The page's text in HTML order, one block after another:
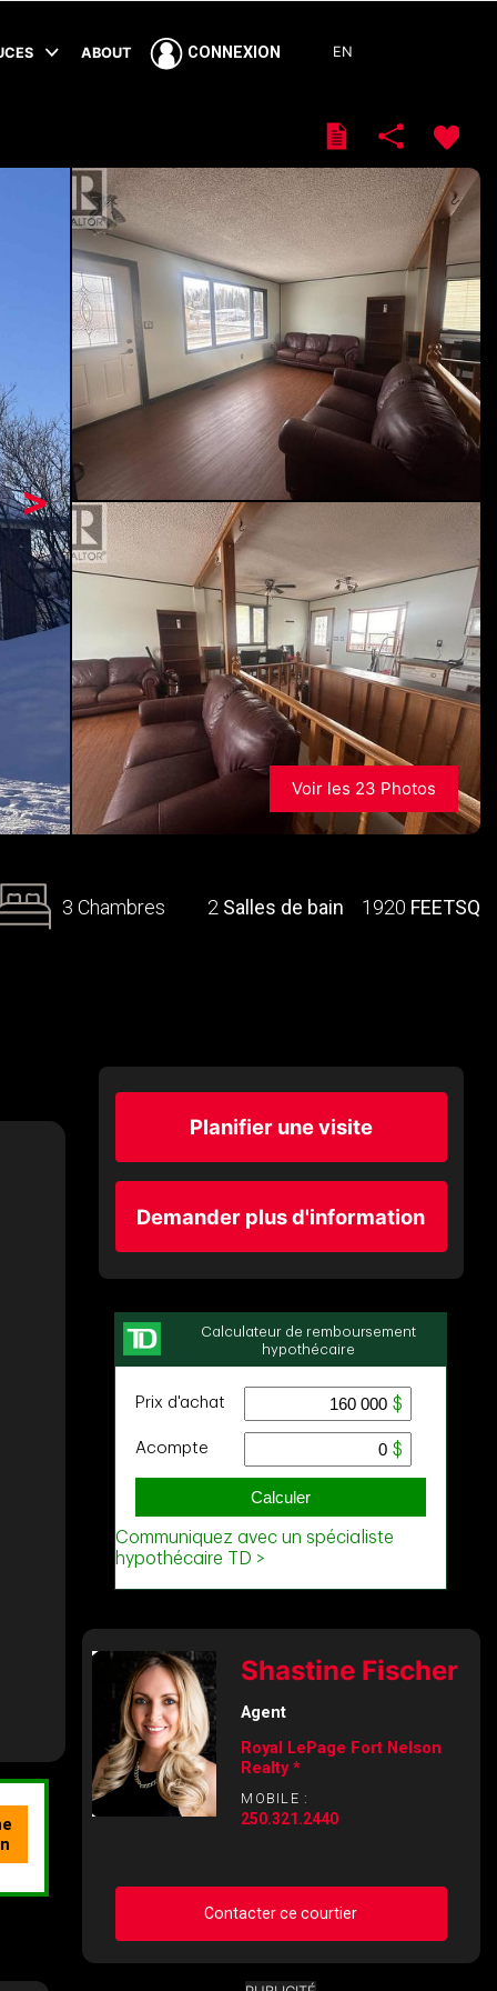
ABOUT CONNEXION EN
>
Voir les 23 Photos
3 Chambres 2 Salles de bain 1920 FEETSQ
Planifier une visite
Demander plus d'information
Shastine Fischer
Agent
Royal LePage Fort Nelson
Realty *
MOBILE :
250.321.2440
Contacter ce courtier